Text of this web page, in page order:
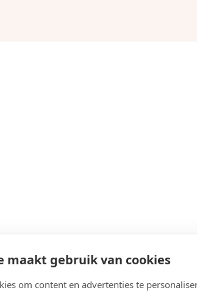
maakt gebruik van cookies
om content en advertenties te